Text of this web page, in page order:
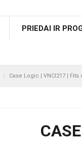
PRIEDAI IR
Case Logic | VNCI217 |